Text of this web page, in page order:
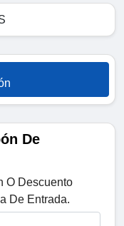
De
O Descuento
De Entrada.